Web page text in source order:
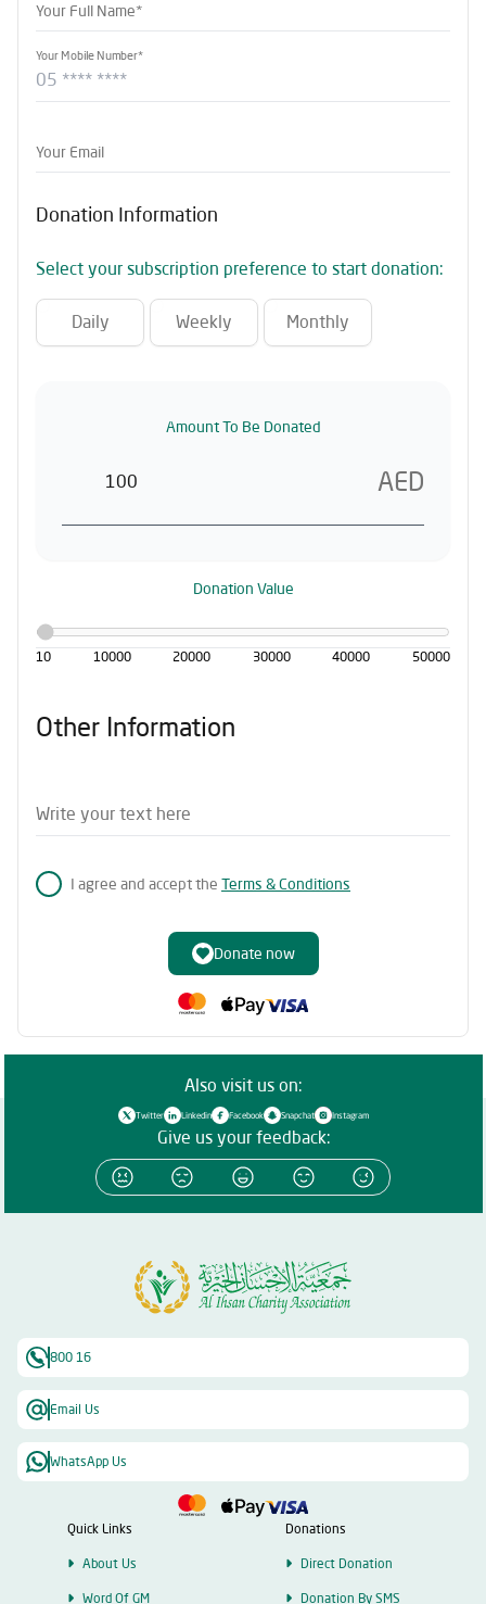
Your Full Name*
Your Mobile Number*
Your Email
Donation Information
Select your subscription preference to start donation:
Daily Weekly Monthly
Donation Value
10 10000 20000 30000 40000 50000
Amount To Be Donated
AED
Other Information
Write your text here
I agree and accept the Terms & Conditions
Donate now
Also visit us on:
Twitter Linkedin Facebook Snapchat Instagram
Give us your feedback:
800 16
Email Us
WhatsApp Us
Quick Links
About Us
Word Of GM
Donations
Direct Donation
Donation By SMS